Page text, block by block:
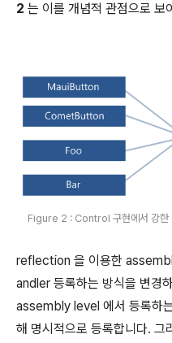
2 는 이를 개념적 관점으로 보
Figure 2 : Control 구현에서 강
reflection 을 이용한
andler 등록하는 방식을 변경
assembly level 에서 등록하
해 명시적으로 등록합니다.